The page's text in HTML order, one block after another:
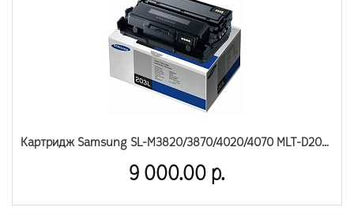
Картридж Samsung SL-M3820/3870/4020/4070 MLT-D203L/SEE S-print by HP (SU899A)
9 000.00 р.